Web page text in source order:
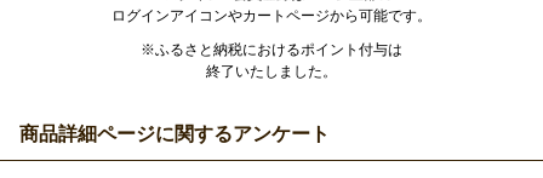
ログインアイコンやカートページから可能です。
※ふるさと納税におけるポイント付与は
終了いたしました。
商品詳細ページに関するアンケート